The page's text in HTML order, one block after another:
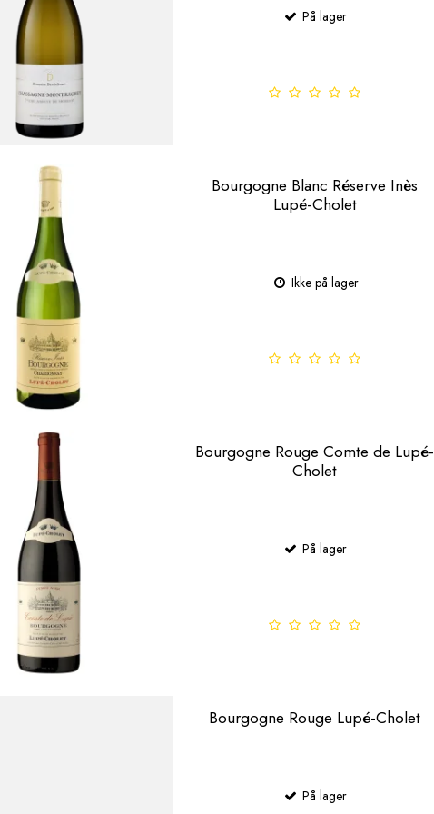
På lager
Bourgogne Blanc Réserve Inès
Lupé-Cholet
Ikke på lager
Bourgogne Rouge Comte de Lupé-
Cholet
På lager
Bourgogne Rouge Lupé-Cholet
På lager